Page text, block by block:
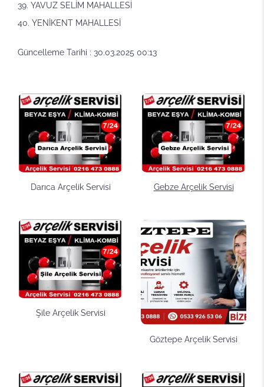
YAVUZ SELİM MAHALLESİ
YENİKENT MAHALLESİ
Güncelleme Tarihi : 30.03.2025 00:13
Darıca Arçelik Servisi Gebze Arçelik Servisi
Şile Arçelik Servisi
Göztepe Arçelik Servisi